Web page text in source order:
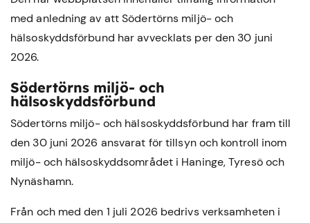
med anledning av att Södertörns miljö- och
hälsoskyddsförbund har avvecklats per den 30 juni
2026.
Södertörns miljö- och
hälsoskyddsförbund
Södertörns miljö- och hälsoskyddsförbund har fram till
den 30 juni 2026 ansvarat för tillsyn och kontroll inom
miljö- och hälsoskyddsområdet i Haninge,Tyresöoch
Nynäshamn.
Från och med den 1 juli 2026 bedrivs verksamheten i